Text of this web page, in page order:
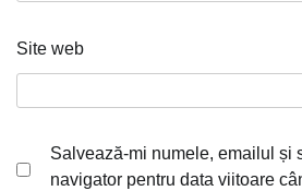
Site web
Salvează-mi numele, emailul și
navigator pentru data viitoare